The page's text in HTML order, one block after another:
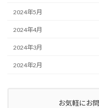
2024年5月
2024年4月
2024年3月
2024年2月
お気軽にお